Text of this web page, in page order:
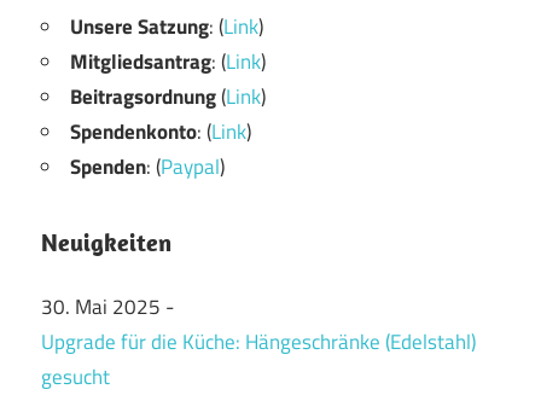
Unsere Satzung: (Link)
Mitgliedsantrag: (Link)
Beitragsordnung(Link)
Spendenkonto: (Link)
Spenden: (Paypal)
Neuigkeiten
30. Mai 2025 -
Upgrade für die Küche: Hängeschränke (Edelstahl)
gesucht